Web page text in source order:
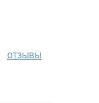
отзывы